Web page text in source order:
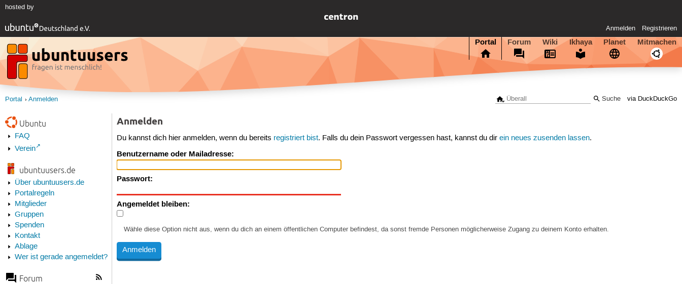
hosted by
Anmelden Registrieren
Portal Forum Wiki Ikhaya Planet Mitmachen
via DuckDuckGo
Portal Anmelden
Ubuntu
FAQ
Verein
ubuntuusers.de
Über ubuntuusers.de
Portalregeln
Mitglieder
Gruppen
Spenden
Kontakt
Ablage
Wer ist gerade angemeldet?
Forum
Anmelden
Du kannst dich hier anmelden, wenn du bereits registriert bist. Falls du dein Passwort vergessen hast, kannst du direin neues zusenden lassen.
Benutzername oder Mailadresse:
Passwort:
Angemeldet bleiben:
Wähle diese Option nicht aus, wenn du dich an einem öffentlichen Computer befindest, da sonst fremde Personen möglicherweise Zugang zu deinem Konto erhalten.